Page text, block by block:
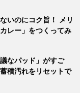
いのにコク旨！ メリ
レー」をつくってみ
なパッド」がすご
積汚れをリセットで